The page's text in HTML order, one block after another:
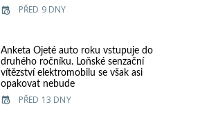
PŘED 9 DNY
Anketa Ojeté auto roku vstupuje do
druhého ročníku. Loňské senzační
vítězství elektromobilu se však asi
opakovat nebude
PŘED 13 DNY